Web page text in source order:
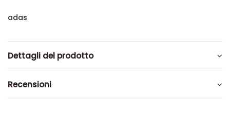
adas
Dettagli del prodotto
Recensioni